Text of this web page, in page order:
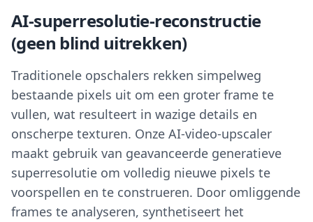
AI-superresolutie-reconstructie
(geen blind uitrekken)
Traditionele opschalers rekken simpelweg
bestaande pixels uit om een groter frame te
vullen, wat resulteert in wazige details en
onscherpe texturen. Onze AI-video-upscaler
maakt gebruik van geavanceerde generatieve
superresolutie om volledig nieuwe pixels te
voorspellen en te construeren. Door omliggende
frames te analyseren, synthetiseert het